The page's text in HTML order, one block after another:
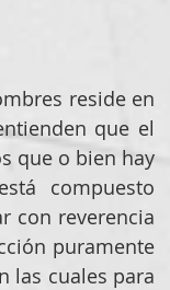
reside en
que el
que o bien hay
compuesto
con reverencia
puramente
las cuales para